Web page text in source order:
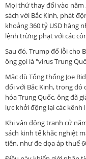
Mọi thứ thay đổi vào
sách với Bắc Kinh, phát
khoảng 360 tỷ USD hàng
lệnh trừng phạt với các
Sau đó, Trump đổ lỗi cho
ông gọi là "virus Trung
Mặc dù Tổng thống Joe
đối với Bắc Kinh, trong đó
hóa Trung Quốc, ông đã
lực khởi động lại các kênh
Khi vận động tranh cử
sách kinh tế khắc nghiệt
tiên, như đe dọa áp thuế